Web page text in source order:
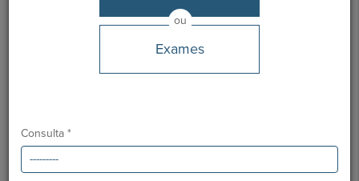
ou
Exames
Consulta *